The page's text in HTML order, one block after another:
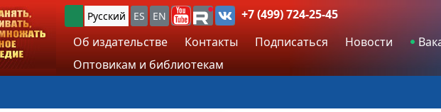
Русский ES EN
+7 (499) 724-25-45
Об издательстве
Контакты Подписаться Новости
Оптовикам и библиотекам